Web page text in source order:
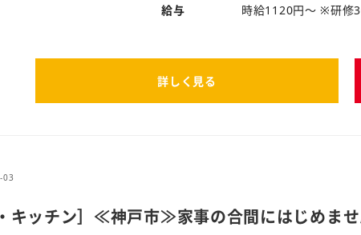
給与
時給1120円～ ※研修
詳しく見る
03
・キッチン］≪神戸市≫家事の合間にはじめま